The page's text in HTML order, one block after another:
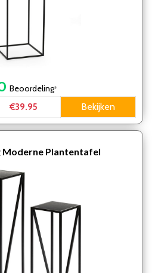
Beoordeling*
€39.95 Bekijken
Moderne Plantentafel